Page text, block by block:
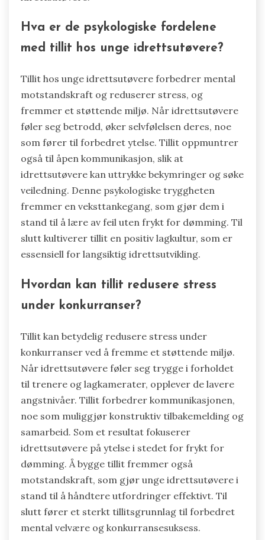
Hva er de psykologiske fordelene
med tillit hos unge idrettsutøvere?
Tillit hos unge idrettsutøvere forbedrer mental
motstandskraft og reduserer stress, og
fremmer et støttende miljø. Når idrettsutøvere
føler seg betrodd, øker selvfølelsen deres, noe
som fører til forbedret ytelse. Tillit oppmuntrer
også til åpen kommunikasjon, slik at
idrettsutøvere kan uttrykke bekymringer og søke
veiledning. Denne psykologiske tryggheten
fremmer en veksttankegang, som gjør dem i
stand til å lære av feil uten frykt for dømming. Til
slutt kultiverer tillit en positiv lagkultur, som er
essensiell for langsiktig idrettsutvikling.
Hvordan kan tillit redusere stress
under konkurranser?
Tillit kan betydelig redusere stress under
konkurranser ved å fremme et støttende miljø.
Når idrettsutøvere føler seg trygge i forholdet
til trenere og lagkamerater, opplever de lavere
angstnivåer. Tillit forbedrer kommunikasjonen,
noe som muliggjør konstruktiv tilbakemelding og
samarbeid. Som et resultat fokuserer
idrettsutøvere på ytelse i stedet for frykt for
dømming. Å bygge tillit fremmer også
motstandskraft, som gjør unge idrettsutøvere i
stand til å håndtere utfordringer effektivt. Til
slutt fører et sterkt tillitsgrunnlag til forbedret
mental velvære og konkurransesuksess.